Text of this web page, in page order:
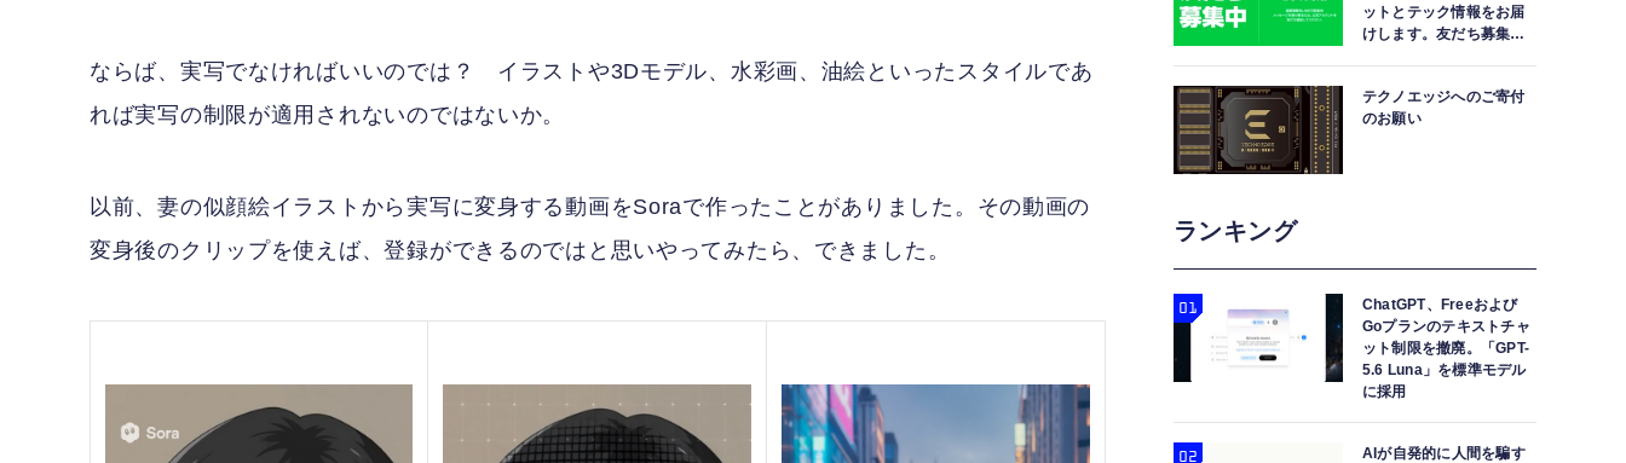
ならば、実写でなければいいのでは？ イラストや3Dモデル、水彩画、油絵といったスタイルであ
れば実写の制限が適用されないのではないか。
以前、妻の似顔絵イラストから実写に変身する動画をSoraで作ったことがありました。その動画の
変身後のクリップを使えば、登録ができるのではと思いやってみたら、できました。
ットとテック情報をお届
けします。友だち募集
テクノエッジへのご寄付
のお願い
ランキング
ChatGPT、Freeおよび
Goプランのテキストチャ
ット制限を撤廃。「GPT-
5.6 Luna」を標準モデル
に採用
AIが自発的に人間を騙す